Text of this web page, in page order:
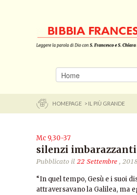
HOMEPAGE > IL PIÙ GRANDE
Mc 9,30-37
silenzi imbarazzanti
Pubblicato il 22 Settembre,
“In quel tempo, Gesù e i suoi
attraversavano la Galilea, ma